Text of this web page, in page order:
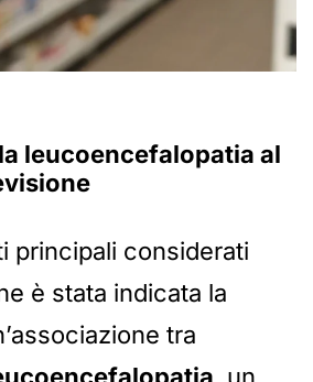
leucoencefalopatia al
principali considerati
è stata indicata la
tra
, un